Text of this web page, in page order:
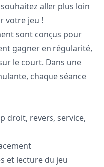
aller plus loin
votre jeu !
sont conçus pour
gagner en régularité,
le court. Dans une
chaque séance
droit, revers, service,
et lecture du jeu